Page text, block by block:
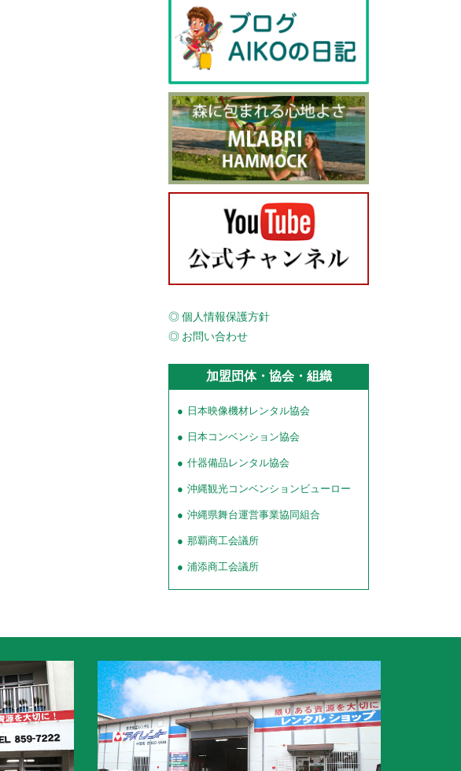
個人情報保護方針
お問い合わせ
加盟団体・協会・組織
日本映像機材レンタル協会
日本コンベンション協会
什器備品レンタル協会
沖縄観光コンベンションビューロー
沖縄県舞台運営事業協同組合
那覇商工会議所
浦添商工会議所